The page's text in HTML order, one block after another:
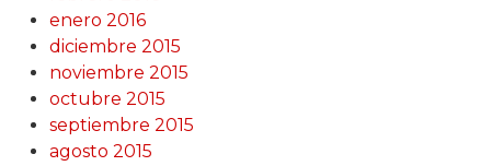
enero 2016
diciembre 2015
noviembre 2015
octubre 2015
septiembre 2015
agosto 2015